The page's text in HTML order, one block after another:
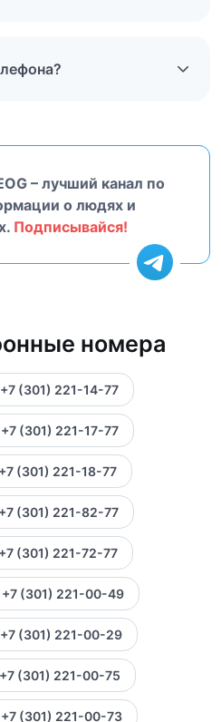
– лучший канал по
о людях и
Подписывайся!
номера
+7 (301) 221-14-77
+7 (301) 221-17-77
+7 (301) 221-18-77
+7 (301) 221-82-77
+7 (301) 221-72-77
+7 (301) 221-00-49
+7 (301) 221-00-29
+7 (301) 221-00-75
+7 (301) 221-00-73